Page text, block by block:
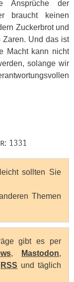
Ansprüche der
braucht keinen
Zuckerbrot und
Zaren. Und das ist
Macht kann nicht
solange wir
1331
sollten Sie
Themen
gibt es per
, Mastodon,
RSS und täglich